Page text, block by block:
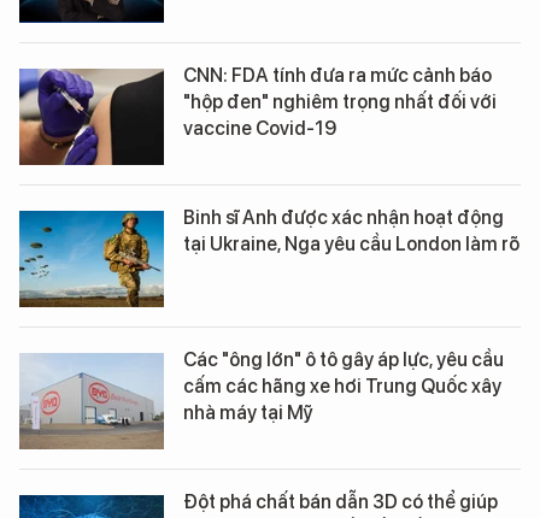
CNN: FDA tính đưa ra mức cảnh báo
"hộp đen" nghiêm trọng nhất đối với
vaccine Covid-19
Binh sĩ Anh được xác nhận hoạt động
tại Ukraine, Nga yêu cầu London làm rõ
Các "ông lớn" ô tô gây áp lực, yêu cầu
cấm các hãng xe hơi Trung Quốc xây
nhà máy tại Mỹ
Đột phá chất bán dẫn 3D có thể giúp